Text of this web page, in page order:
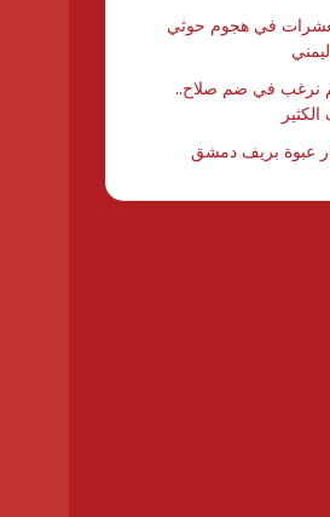
العشرات في هجوم حوثي
نرغب في ضم صلاح..
عبوة بريف دمشق